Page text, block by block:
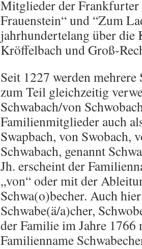
Mitglieder der Frankfurter
Frauenstein“ und “Zum
jahrhundertelang über die
Kröffelbach und Groß-
Seit 1227 werden
zum Teil gleichzeitig
Schwabach/von
Familienmitglieder auch
Swapbach, von Swobach,
Schwabach, genannt
Jh. erscheint der
„von“ oder mit der
Schwa(o)becher. Auch
Schwabe(ä/a)cher,
der Familie im Jahre 1766
Familienname